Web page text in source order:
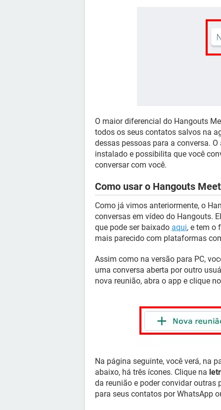
O maior diferencial do Hangouts
todos os seus contatos salvos na
dessas pessoas para a conversa.
instalado e possibilita que você
conversar com você.
Como usar o Hangouts Meet
Como já vimos anteriormente, o
conversas em vídeo do Hangouts.
que pode ser baixado aqui, e tem o
mais parecido com plataformas
Assim como na versão para PC,
uma conversa aberta por outro
nova reunião, abra o app e clique
Na página seguinte, você verá, na
abaixo, há três ícones. Clique na
da reunião e poder convidar outras
para seus contatos por WhatsApp